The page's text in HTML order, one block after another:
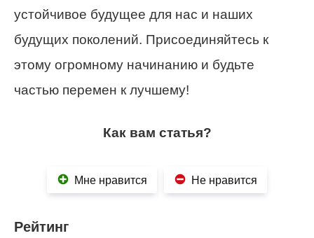
устойчивое будущее для нас и наших
будущих поколений. Присоединяйтесь к
этому огромному начинанию и будьте
частью перемен к лучшему!
Как вам статья?
Мне нравится Не нравится
Рейтинг